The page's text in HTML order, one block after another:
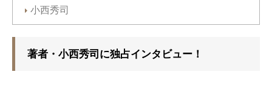
小西秀司
著者・小西秀司に独占インタビュー！